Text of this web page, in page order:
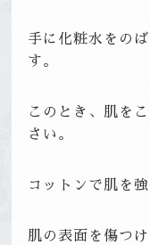
手に化粧水をの
す。
このとき、肌を
さい。
コットンで肌を
肌の表面を傷つ